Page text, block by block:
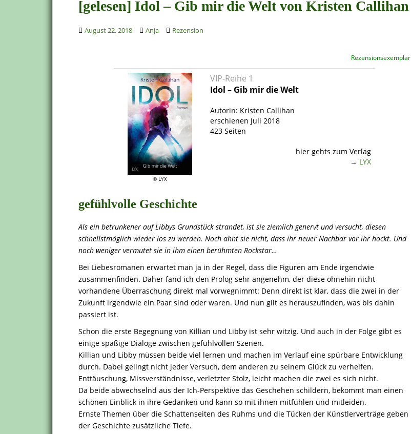
[gelesen] Idol – Gib mir die Welt von Kristen Callihan
August 22, 2018 Anja Rezension
Rezensionsexemplar
© LYX
VIP-Reihe 1
Idol – Gib mir die Welt
Autorin: Kristen Callihan
erschienen Juli 2018
423 Seiten
hier gehts zum Verlag
→ LYX
gefühlvolle Geschichte
Als ein betrunkener auf Libbys Grundstück strandet, ist sie ziemlich genervt und versucht, diesen
schnellstmöglich wieder los zu werden. Noch ahnt sie nicht, dass ihr neuer Nachbar vor ihr hockt. Und
noch weniger vermutet sie in ihm einen berühmten Rockstar…
Bei Liebesromanen erwartet man ja in der Regel, dass die Figuren am Ende irgendwie
zusammenfinden. Daher fand ich den Prolog sehr angenehm, der diese ohnehin nicht
vorhandene Überraschung direkt mal vorwegnimmt: Denn direkt ist klar, dass die zwei in der
Zukunft irgendwie ein Paar sind oder waren. Und nun gilt es herauszufinden, was bis dahin
passiert ist.
Schon die erste Begegnung von Killian und Libby ist sehr witzig. Und auch in der Folge gibt es
einige spaßige Dialoge zwischen gefühlvollen Szenen.
Killian und Libby müssen beide viel lernen und machen im Verlauf eine spürbare Entwicklung
durch. Dabei gelingt nicht jeder Versuch, dem anderen zu seinem Glück zu verhelfen.
Enttäuschung, Missverständnisse, verletzter Stolz, leicht machen die zwei es sich nicht.
Da beide abwechselnd aus der Ich-Perspektive das Geschehen schildern, bekommt man einen
schönen Einblick in ihre Gedanken und kann so mit ihnen mitfühlen und mitleiden.
Ernste Themen über die Schattenseiten des Ruhms und die Tücken der Künstlerverträge geben
der Geschichte zusätzliche Tiefe.